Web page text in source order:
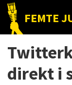
Hoppa
huvudnavigering
Hoppa
huvudinnehåll
Hoppa
det
primära
FEMTE
Nätet
till
folket!
direkt i